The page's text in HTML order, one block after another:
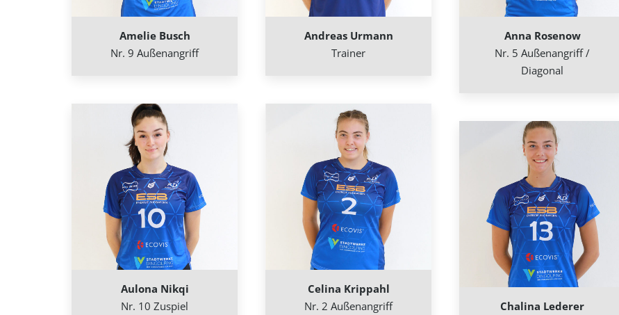
Amelie Busch
Nr. 9 Außenangriff
Andreas Urmann
Trainer
Anna Rosenow
Nr. 5 Außenangriff /
Diagonal
Aulona Nikqi
Nr. 10 Zuspiel
Celina Krippahl
Nr. 2 Außenangriff
Chalina Lederer